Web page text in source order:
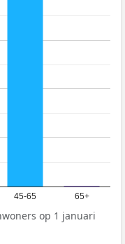
45-65 65+
op 1 januari